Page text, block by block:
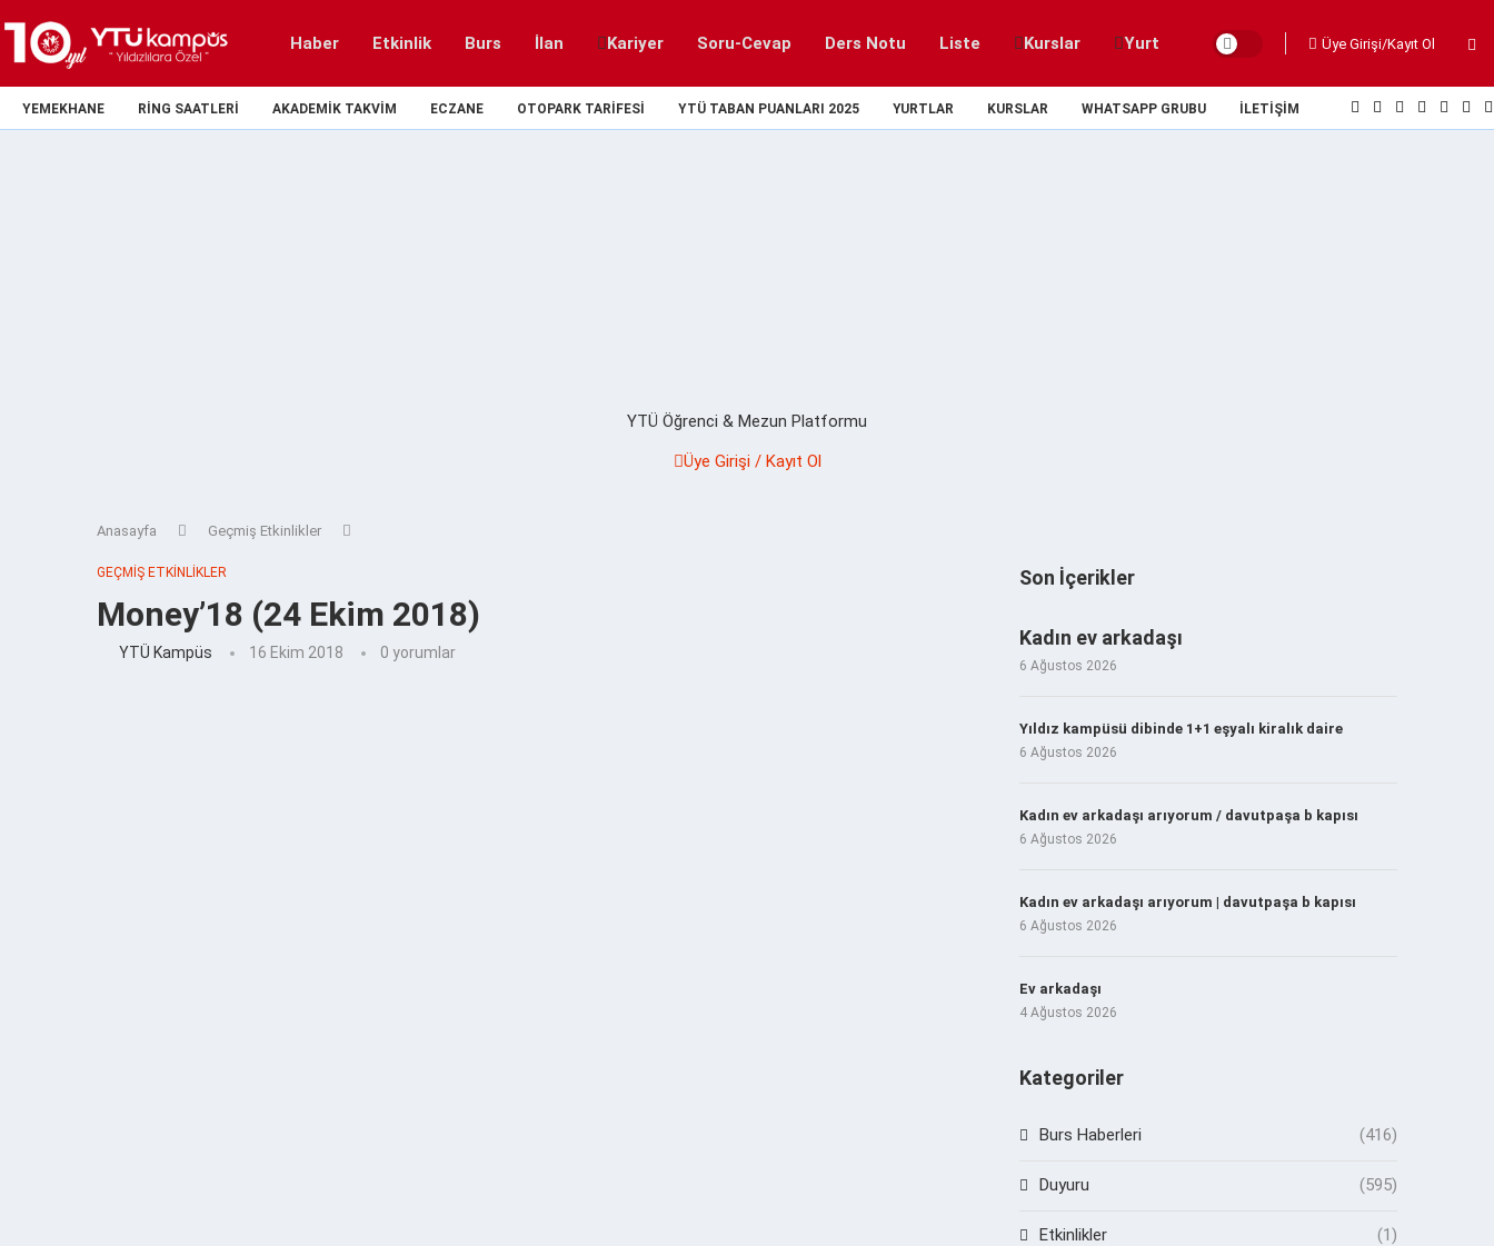
Haber Etkinlik Burs İlan Kariyer Soru-Cevap Ders Notu Liste Kurslar Yurt Üye Girişi/Kayıt Ol
YEMEKHANE RING SAATLERI AKADEMIK TAKVIM ECZANE OTOPARK TARIFESI YTÜ TABAN PUANLARI 2025 YURTLAR KURSLAR WHATSAPP GRUBU İLETIŞIM
YTÜ Öğrenci & Mezun Platformu
Üye Girişi / Kayıt Ol
Anasayfa Geçmiş Etkinlikler
GEÇMIŞ ETKINLIKLER
Money’18 (24 Ekim 2018)
YTÜ Kampüs 16 Ekim 2018 0 yorumlar
Son İçerikler
Kadın ev arkadaşı
6 Ağustos 2026
Yıldız kampüsü dibinde 1+1 eşyalı kiralık daire
6 Ağustos 2026
Kadın ev arkadaşı arıyorum / davutpaşa b kapısı
6 Ağustos 2026
Kadın ev arkadaşı arıyorum | davutpaşa b kapısı
6 Ağustos 2026
Ev arkadaşı
4 Ağustos 2026
Kategoriler
Burs Haberleri (416)
Duyuru (595)
Etkinlikler (1)